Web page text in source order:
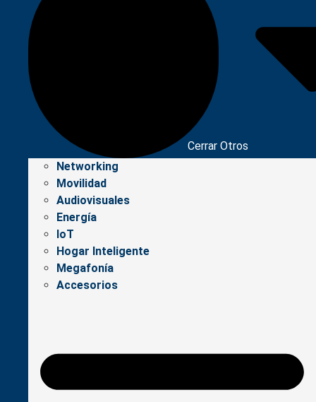
Cerrar Otros
Networking
Movilidad
Audiovisuales
Energía
IoT
Hogar Inteligente
Megafonía
Accesorios